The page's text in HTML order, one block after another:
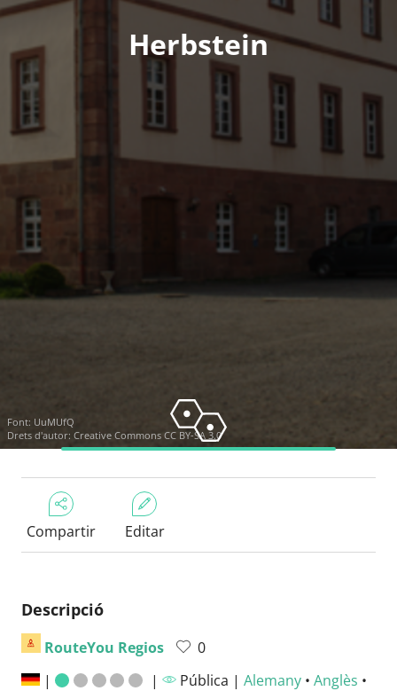
Herbstein
Font: UuMUfQ
Drets d'autor: Creative Commons CC BY-SA 3.0
Compartir Editar
Descripció
RouteYou Regios
0
|
| Pública | Alemany• Anglès •